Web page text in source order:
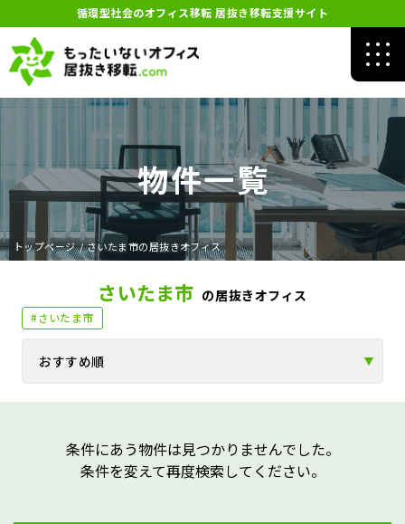
循環型社会のオフィス移転 居抜き移転支援サイト
物件一覧
トップページ / さいたま市の居抜きオフィス
さいたま市 の居抜きオフィス
#さいたま市
条件にあう物件は見つかりませんでした。
条件を変えて再度検索してください。